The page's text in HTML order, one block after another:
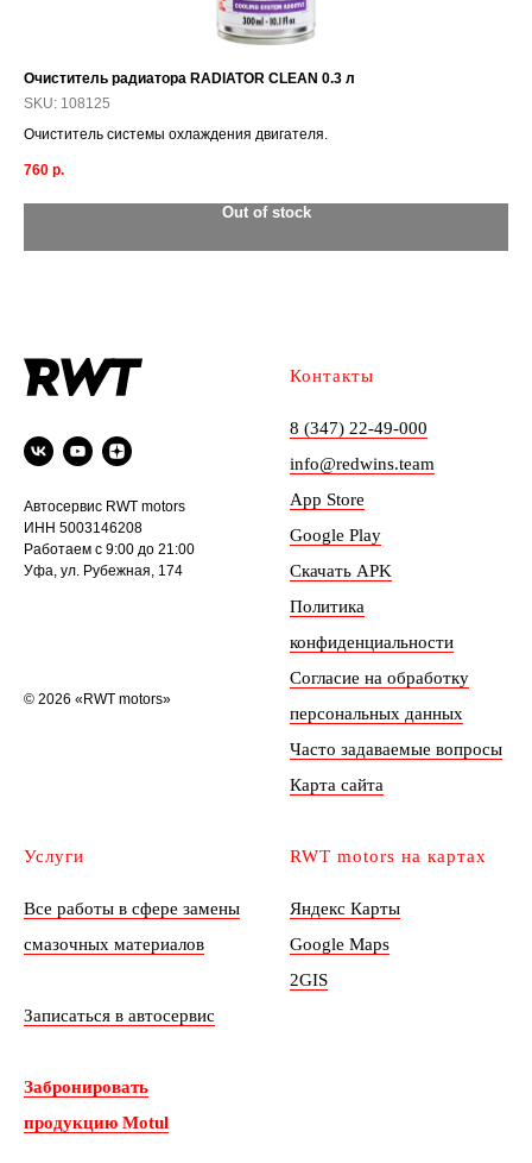
Очиститель радиатора RADIATOR CLEAN 0.3 л
SKU: 108125
Очиститель системы охлаждения двигателя.
760 р.
Out of stock
Автосервис RWT motors
ИНН 5003146208
Работаем с 9:00 до 21:00
Уфа, ул. Рубежная, 174
© 2026 «RWT motors»
Контакты
8 (347) 22-49-000
info@redwins.team
App Store
Google Play
Скачать APK
Политика
конфиденциальности
Согласие на обработку
персональных данных
Часто задаваемые вопросы
Карта сайта
Услуги
Все работы в сфере замены
смазочных материалов
Записаться в автосервис
Забронировать
продукцию Motul
RWT motors на картах
Яндекс Карты
Google Maps
2GIS